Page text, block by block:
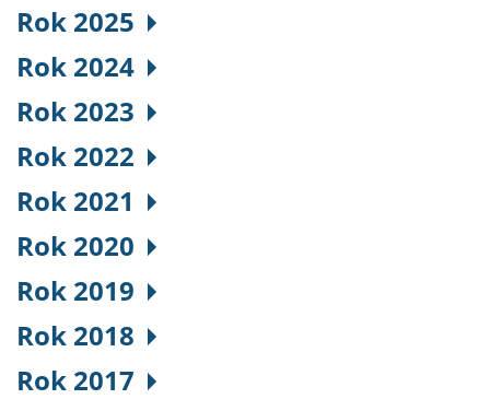
Rok 2025
Rok 2024
Rok 2023
Rok 2022
Rok 2021
Rok 2020
Rok 2019
Rok 2018
Rok 2017